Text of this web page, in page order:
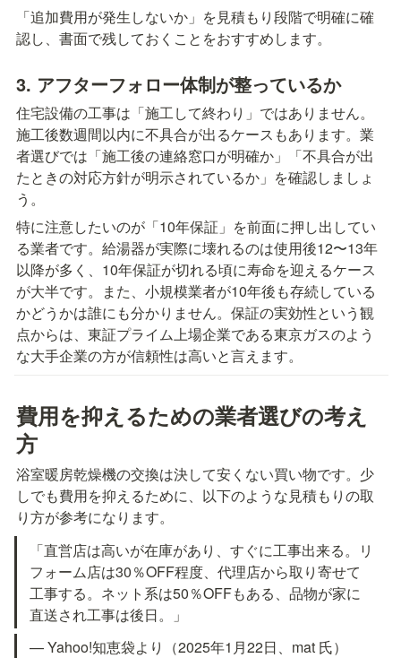
「追加費用が発生しないか」を見積もり段階で明確に確
認し、書面で残しておくことをおすすめします。
3. アフターフォロー体制が整っているか
住宅設備の工事は「施工して終わり」ではありません。
施工後数週間以内に不具合が出るケースもあります。業
者選びでは「施工後の連絡窓口が明確か」「不具合が出
たときの対応方針が明示されているか」を確認しましょ
う。
特に注意したいのが「10年保証」を前面に押し出してい
る業者です。給湯器が実際に壊れるのは使用後12〜13年
以降が多く、10年保証が切れる頃に寿命を迎えるケース
が大半です。また、小規模業者が10年後も存続している
かどうかは誰にも分かりません。保証の実効性という観
点からは、東証プライム上場企業である東京ガスのよう
な大手企業の方が信頼性は高いと言えます。
費用を抑えるための業者選びの考え
方
浴室暖房乾燥機の交換は決して安くない買い物です。少
しでも費用を抑えるために、以下のような見積もりの取
り方が参考になります。
「直営店は高いが在庫があり、すぐに工事出来る。リ
フォーム店は30％OFF程度、代理店から取り寄せて
工事する。ネット系は50％OFFもある、品物が家に
直送され工事は後日。」
— Yahoo!知恵袋より（2025年1月22日、mat 氏）